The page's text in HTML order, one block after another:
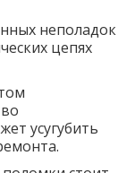
неполадок
цепях
усугубить